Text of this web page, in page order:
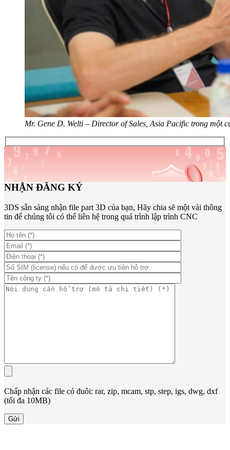
Mr. Gene D. Welti – Director of Sales, Asia Pacific trong một
NHẬN ĐĂNG KÝ
3DS sẵn sàng nhận file part 3D của bạn, Hãy chia sẽ một vài thông
tin để chúng tôi có thể liên hệ trong quá trình lập trình CNC
Chấp nhận các file có đuôi: rar, zip, mcam, stp, step, igs, dwg, dxf
(tối đa 10MB)
Gửi